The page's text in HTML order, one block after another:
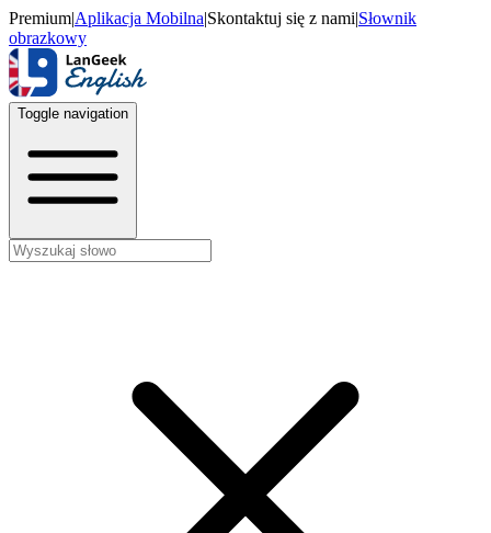
Premium|Aplikacja Mobilna|Skontaktuj się z nami|Słownik
obrazkowy
Toggle navigation